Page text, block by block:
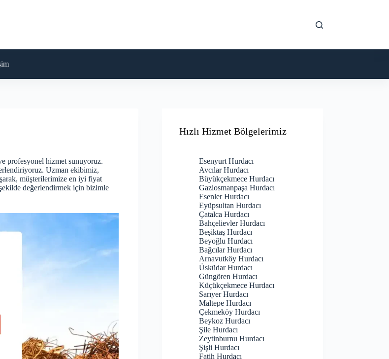
profesyonel hizmet sunuyoruz.
Uzman ekibimiz,
müşterilerimize en iyi fiyat
değerlendirmek için bizimle
Hızlı Hizmet Bölgelerimiz
Esenyurt Hurdacı
Avcılar Hurdacı
Büyükçekmece Hurdacı
Gaziosmanpaşa Hurdacı
Esenler Hurdacı
Eyüpsultan Hurdacı
Çatalca Hurdacı
Bahçelievler Hurdacı
Beşiktaş Hurdacı
Beyoğlu Hurdacı
Bağcılar Hurdacı
Arnavutköy Hurdacı
Üsküdar Hurdacı
Güngören Hurdacı
Küçükçekmece Hurdacı
Sarıyer Hurdacı
Maltepe Hurdacı
Çekmeköy Hurdacı
Beykoz Hurdacı
Şile Hurdacı
Zeytinburnu Hurdacı
Şişli Hurdacı
Fatih Hurdacı